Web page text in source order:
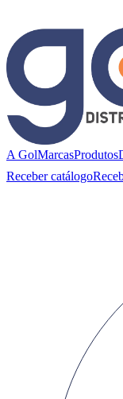
A GolMarcasProdutos
Receber catálogo